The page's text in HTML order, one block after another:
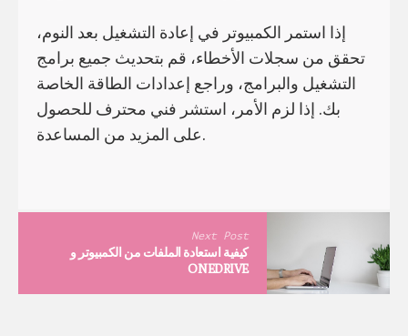
إذا استمر الكمبيوتر في إعادة التشغيل بعد النوم،
تحقق من سجلات الأخطاء، قم بتحديث جميع برامج
التشغيل والبرامج، وراجع إعدادات الطاقة الخاصة
بك. إذا لزم الأمر، استشر فني محترف للحصول
على المزيد من المساعدة.
Next Post
كيفية استعادة الملفات من الكمبيوتر و
ONEDRIVE